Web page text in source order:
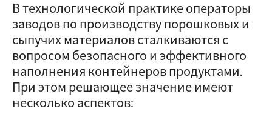
В технологической практике операторы
заводов по производству порошковых и
сыпучих материалов сталкиваются с
вопросом безопасного и эффективного
наполнения контейнеров продуктами.
При этом решающее значение имеют
несколько аспектов: